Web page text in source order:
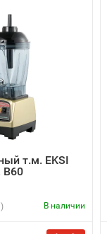
т.м. EKSI
B60
В наличии